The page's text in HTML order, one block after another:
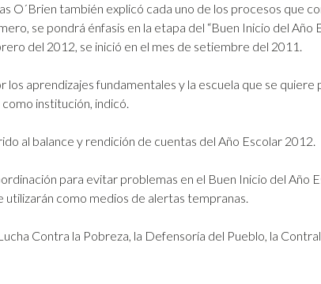
O´Brien también explicó cada uno de los procesos que
se pondrá énfasis en la etapa del “Buen Inicio del Año
del 2012, se inició en el mes de setiembre del 2011.
los aprendizajes fundamentales y la escuela que se
institución, indicó.
al balance y rendición de cuentas del Año Escolar 2012.
para evitar problemas en el Buen Inicio del Año
utilizarán como medios de alertas tempranas.
Contra la Pobreza, la Defensoría del Pueblo, la